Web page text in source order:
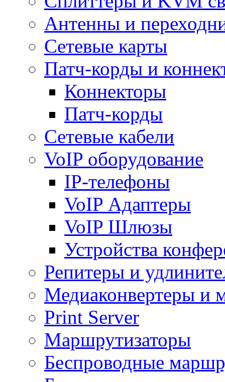
Антенны и
Сетевые карты
Патч-корды и
Коннекторы
Патч-корды
Сетевые кабели
VoIP оборудование
IP-телефоны
VoIP Адаптеры
VoIP Шлюзы
Устройства
Репитеры и
Медиаконвертеры и
Print Server
Маршрутизаторы
Беспроводные